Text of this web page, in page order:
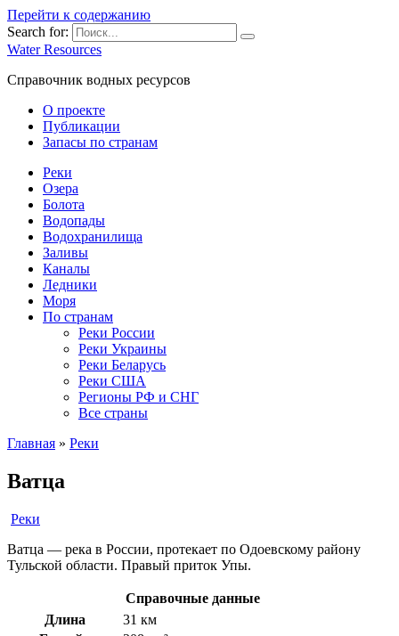
Перейти к содержанию
Search for:
Water Resources
Справочник водных ресурсов
О проекте
Публикации
Запасы по странам
Реки
Озера
Болота
Водопады
Водохранилища
Заливы
Каналы
Ледники
Моря
По странам
Реки России
Реки Украины
Реки Беларусь
Реки США
Регионы РФ и СНГ
Все страны
Главная » Реки
Ватца
Реки
Ватца — река в России, протекает по Одоевскому району
Тульской области. Правый приток Упы.
Справочные данные
Длина
31 км